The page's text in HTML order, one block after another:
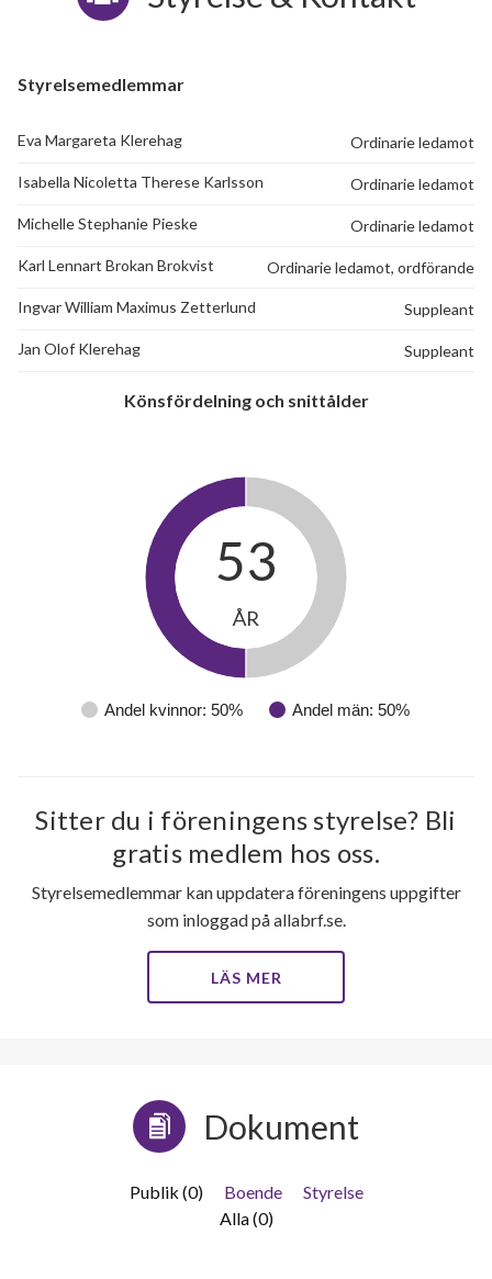
4
Styrelsemedlemmar
Eva Margareta Klerehag Ordinarie ledamot
Isabella Nicoletta Therese Karlsson Ordinarie ledamot
Michelle Stephanie Pieske Ordinarie ledamot
Karl Lennart Brokan Brokvist Ordinarie ledamot, ordförande
Ingvar William Maximus Zetterlund Suppleant
Jan Olof Klerehag Suppleant
Könsfördelning och snittålder
Andel kvinnor: 50% Andel män: 50%
53
ÅR
Sitter du i föreningens styrelse? Bli
gratis medlem hos oss.
Styrelsemedlemmar kan uppdatera föreningens uppgifter
som inloggad på allabrf.se.
LÄS MER
Dokument
Publik (0) Boende
Styrelse
Alla (0)